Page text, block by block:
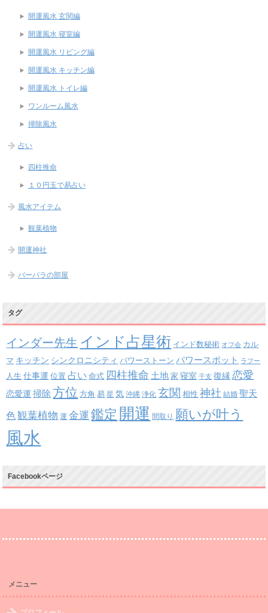
開運風水 玄関編
開運風水 寝室編
開運風水 リビング編
開運風水 キッチン編
開運風水 トイレ編
ワンルーム風水
掃除風水
占い
四柱推命
１０円玉で易占い
風水アイテム
観葉植物
開運神社
バーバラの部屋
タグ
インダー先生 インド占星術 インド数秘術 オフ会 カル
マ キッチン シンクロニシティ パワーストーン パワースポット ラフー
人生 仕事運 位置 占い 命式 四柱推命 土地 家 寝室 干支 復縁 恋愛
恋愛運 掃除 方位 方角 易 星 気 沖縄 浄化 玄関 相性 神社 結婚 聖天
色 観葉植物 運 金運 鑑定 開運 間取り 願いが叶う
風水
Facebookページ
メニュー